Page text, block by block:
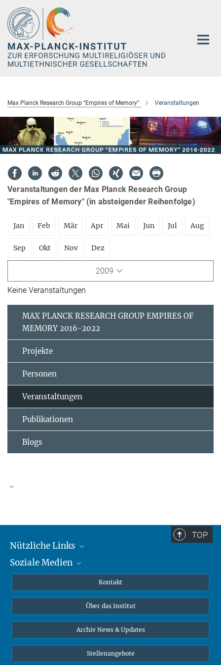
Hauptinhalt
Max Planck Research Group “Empires of Memory” Veranstaltungen
Veranstaltungen der Max Planck Research Group
"Empires of Memory" (in absteigender Reihenfolge)
Jan Feb Mär Apr Mai Jun Jul Aug
Sep Okt Nov Dez
2009
Keine Veranstaltungen
MAX PLANCK RESEARCH GROUP EMPIRES OF
MEMORY 2016-2022
Projekte
Personen
Veranstaltungen
Publikationen
Blogs
Dr. Jeremy F. Walton, Forschungsgruppenleiter
TOP
Nützliche Links
MMG Alumni Corner
Online-Vorträge
Interviews zum Thema "Diversity"
Soziale Medien
Bluesky
Kontakt
Über das Institut
Archiv News & Updates
Stellenangebote